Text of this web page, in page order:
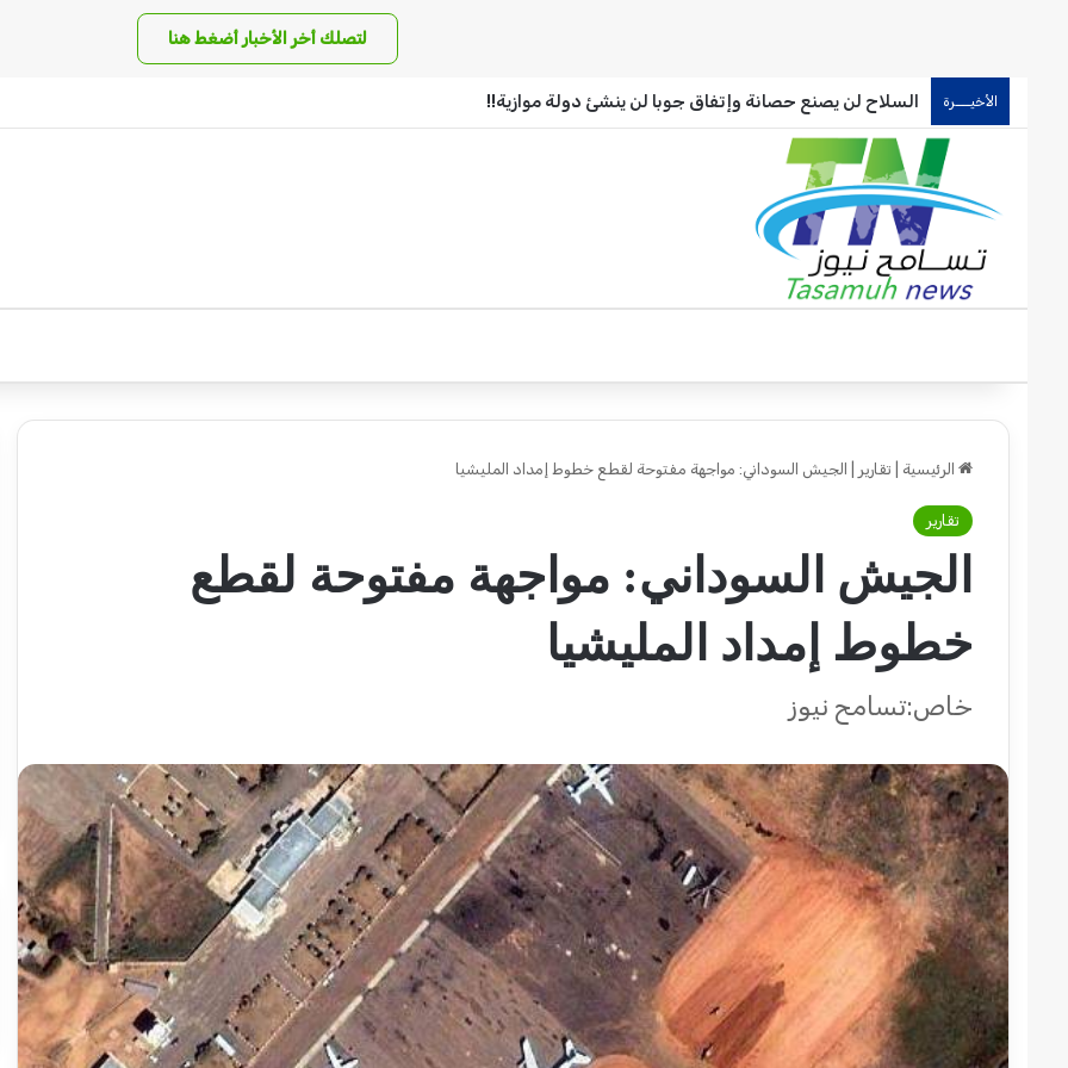
لتصلك أخر الأخبار أضغط هنا
الأخيـــرة السلاح لن يصنع حصانة وإتفاق جوبا لن ينشئ دولة موازية!!
الرئيسية تقارير الجيش السوداني: مواجهة مفتوحة لقطع خطوط إمداد المليشيا
تقارير
الجيش السوداني: مواجهة مفتوحة لقطع
خطوط إمداد المليشيا
خاص:تسامح نيوز